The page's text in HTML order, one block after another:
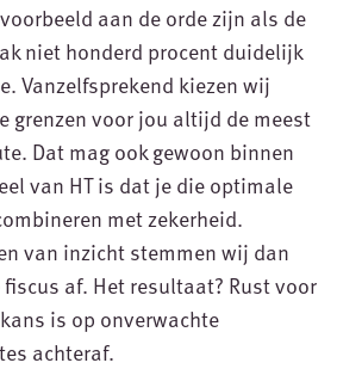
aan de orde zijn als de
niet honderd procent duidelijk
Vanzelfsprekend kiezen wij
grenzen voor jou altijd de meest
Dat mag ook gewoon binnen
van HT is dat je die optimale
met zekerheid.
van inzicht stemmen wij dan
af. Het resultaat? Rust voor
is op onverwachte
achteraf.